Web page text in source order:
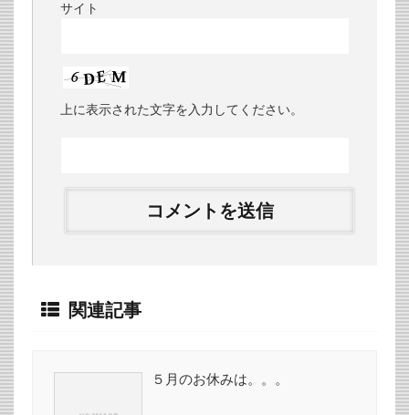
サイト
上に表示された文字を入力してください。
関連記事
５月のお休みは。。。